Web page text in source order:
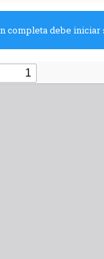
completa debe iniciar